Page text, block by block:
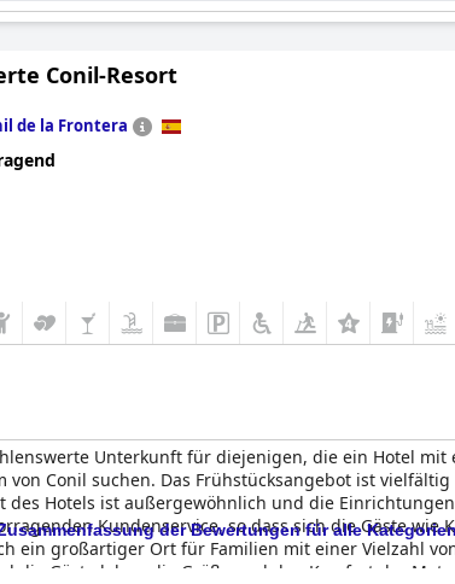
Conil-Resort
de la Frontera
Unterkunft für diejenigen, die ein Hotel
Conil suchen. Das Frühstücksangebot ist
des Hotels ist außergewöhnlich und die
Kundenservice, so dass sich die Gäste wie
ein großartiger Ort für Familien mit einer Vielzahl
Gäste loben die Größe und den Komfort der
der Bewertungen für alle